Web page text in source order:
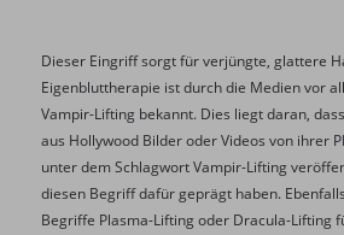
Dieser Eingriff sorgt für verjüngte, glattere
Eigenbluttherapie ist durch die Medien vor
Vampir-Lifting bekannt. Dies liegt daran,
aus Hollywood Bilder oder Videos von ihrer
unter dem Schlagwort Vampir-Lifting
diesen Begriff dafür geprägt haben.
Begriffe Plasma-Lifting oder Dracula-Lifting